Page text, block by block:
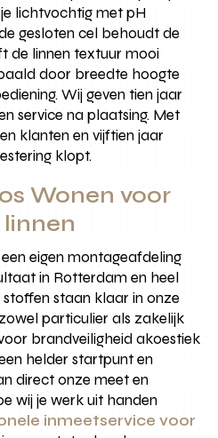
lichtvochtig met pH
gesloten cel behoudt de
de linnen textuur mooi
door breedte hoogte
Wij geven tien jaar
service na plaatsing. Met
klanten en vijftien jaar
klopt.
Wonen voor
eigen montageafdeling
in Rotterdam en heel
staan klaar in onze
particulier als zakelijk
brandveiligheid akoestiek
helder startpunt en
direct onze meet en
wij je werk uit handen
inmeetservice voor